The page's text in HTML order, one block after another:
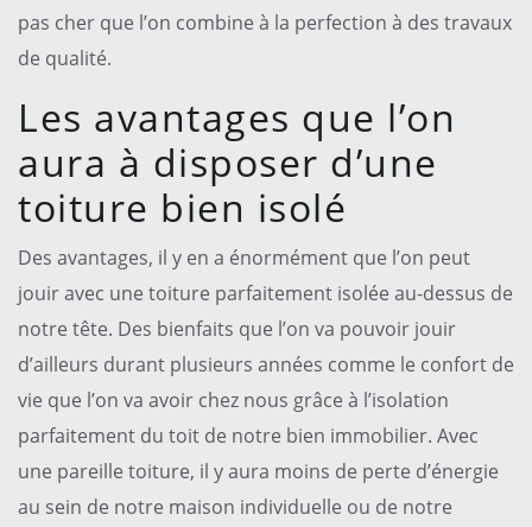
pas cher que l’on combine à la perfection à des travaux
de qualité.
Les avantages que l’on
aura à disposer d’une
toiture bien isolé
Des avantages, il y en a énormément que l’on peut
jouir avec une toiture parfaitement isolée au-dessus de
notre tête. Des bienfaits que l’on va pouvoir jouir
d’ailleurs durant plusieurs années comme le confort de
vie que l’on va avoir chez nous grâce à l’isolation
parfaitement du toit de notre bien immobilier. Avec
une pareille toiture, il y aura moins de perte d’énergie
au sein de notre maison individuelle ou de notre